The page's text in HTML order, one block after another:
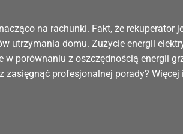
na rachunki. Fakt, że rekuperator
utrzymania domu. Zużycie energii
w porównaniu z oszczędnością energii
zasięgnąć profesjonalnej porady?